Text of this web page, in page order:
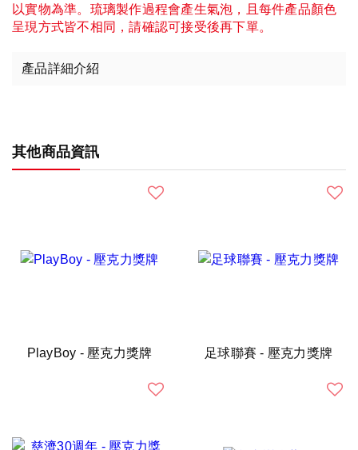
以實物為準。琉璃製作過程會產生氣泡，且每件產品顏色
呈現方式皆不相同，請確認可接受後再下單。
產品詳細介紹
其他商品資訊
PlayBoy - 壓克力獎牌 足球聯賽 - 壓克力獎牌